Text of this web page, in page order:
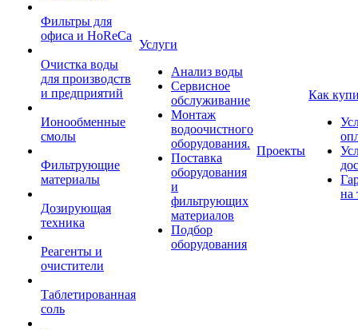
Фильтры для
офиса и HoReCa
Очистка воды
для производств
и предприятий
Ионообменные
смолы
Фильтрующие
материалы
Дозирующая
техника
Реагенты и
очистители
Таблетированная
соль
Услуги
Анализ воды
Сервисное
обслуживание
Монтаж
водоочистного
оборудования.
Поставка
оборудования
и
фильтрующих
материалов
Подбор
оборудования
Проекты
Как
на